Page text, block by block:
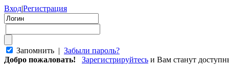
Вход|Регистрация
Запомнить | Забыли пароль?
Добро пожаловать!
Зарегистрируйтесь и Вам станут